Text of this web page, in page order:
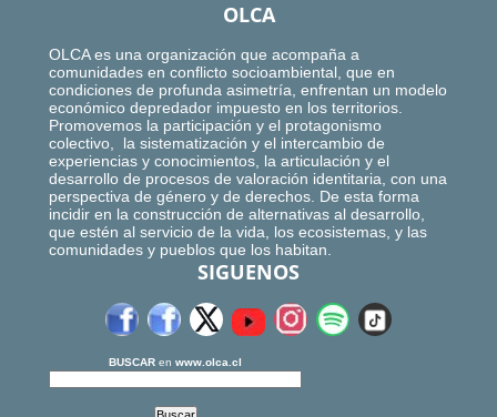
OLCA
OLCA es una organización que acompaña a
comunidades en conflicto socioambiental, que en
condiciones de profunda asimetría, enfrentan un modelo
económico depredador impuesto en los territorios.
Promovemos la participación y el protagonismo
colectivo, la sistematización y el intercambio de
experiencias y conocimientos, la articulación y el
desarrollo de procesos de valoración identitaria, con una
perspectiva de género y de derechos. De esta forma
incidir en la construcción de alternativas al desarrollo,
que estén al servicio de la vida, los ecosistemas, y las
comunidades y pueblos que los habitan.
SIGUENOS
BUSCAR en www.olca.cl